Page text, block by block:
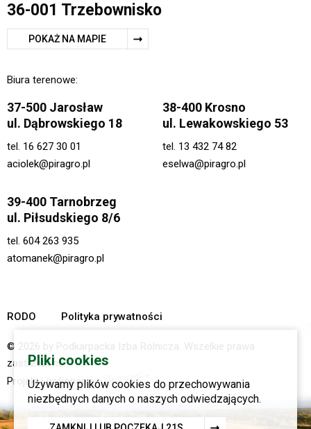
36-001 Trzebownisko
POKAŻ NA MAPIE
Biura terenowe:
37-500 Jarosław
ul. Dąbrowskiego 18
tel. 16 627 30 01
aciolek@piragro.pl
38-400 Krosno
ul. Lewakowskiego 53
tel. 13 432 74 82
eselwa@piragro.pl
39-400 Tarnobrzeg
ul. Piłsudskiego 8/6
tel. 604 263 935
atomanek@piragro.pl
RODO Polityka prywatności
© 2026 by Podkarpacka Izba Rolnicza. Wszelkie prawa
zastrzeżone.
Projekt i wykonanie:
Pliki cookies
Używamy plików cookies do przechowywania
niezbędnych danych o naszych odwiedzających.